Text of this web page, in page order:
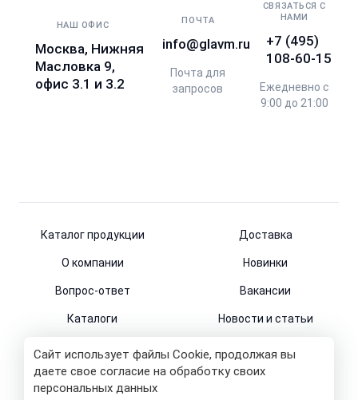
Сайт использует файлы Cookie, продолжая вы
даете свое согласие на обработку своих
персональных данных
НАШ ОФИС
Москва, Нижняя
Масловка 9,
офис 3.1 и 3.2
ПОЧТА
info@glavm.ru
Почта для
запросов
СВЯЗАТЬСЯ С
НАМИ
+7 (495)
108-60-15
Ежедневно с
9:00 до 21:00
Каталог продукции Доставка
О компании Новинки
Вопрос-ответ Вакансии
Каталоги Новости и статьи